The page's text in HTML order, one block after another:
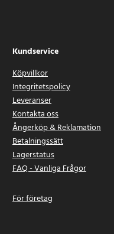
Kundservice
Köpvillkor
Integritetspolicy
Leveranser
Kontakta oss
Ångerköp & Reklamation
Betalningssätt
Lagerstatus
FAQ - Vanliga Frågor
För företag